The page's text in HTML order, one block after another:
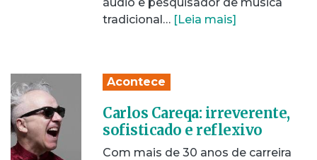
tradicional… [Leia mais]
Acontece
Carlos Careqa: irreverente,
sofisticado e reflexivo
Com mais de 30 anos de carreira